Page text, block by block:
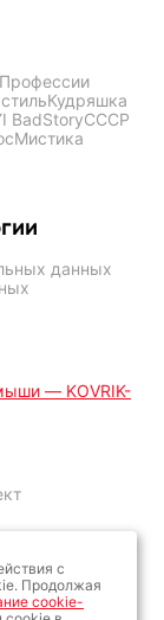
Профессии
Кудряшка
BadStoryСССР
Мистика
данных
— KOVRIK-
с
Продолжая
cookie-